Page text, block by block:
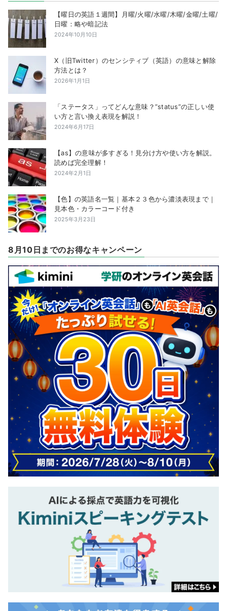
【曜日の英語１週間】月曜/火曜/水曜/木曜/金曜/土曜/
日曜：略や暗記法
2024年10月10日
X（旧Twitter）のセンシティブ（英語）の意味と解除
方法とは？
2026年1月1日
「ステータス」ってどんな意味？”status”の正しい使
い方と言い換え表現を解説！
2024年6月17日
【as】の意味が多すぎる！見分け方や使い方を解説。
読めば完全理解！
2024年2月1日
【色】の英語名一覧｜基本２３色から濃淡表現まで｜
見本色・カラーコード付き
2025年3月23日
8月10日までのお得なキャンペーン